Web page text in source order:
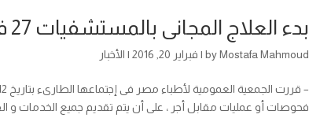
بدء العلاج المجانى بالمستشفيات 27 فبراير .. تعرف على بروتوكول التنفيذ .
byMostafa Mahmoud
| فبراير 20, 2016 | الأخبار
فحوصات أو عمليات مقابل أجر ، على أن يتم تقديم جميع الخدمات